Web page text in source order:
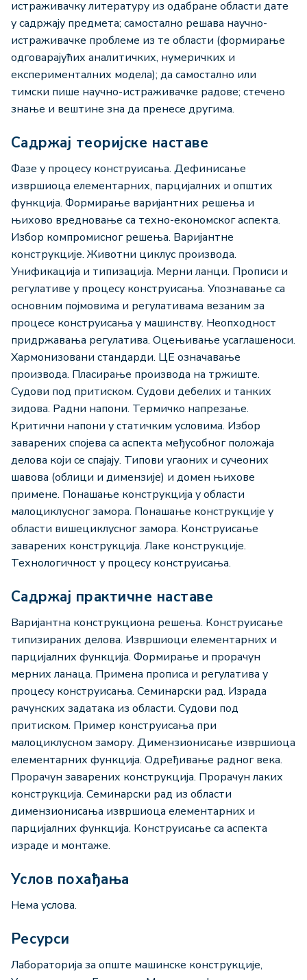
истраживачку литературу из одабране области дате
у садржају предмета; самостално решава научно-
истраживачке проблеме из те области (формирање
одговарајућих аналитичких, нумеричких и
експерименталних модела); да самостално или
тимски пише научно-истраживачке радове; стечено
знање и вештине зна да пренесе другима.
Садржај теоријске наставе
Фазе у процесу конструисања. Дефинисање
извршиоца елементарних, парцијалних и општих
функција. Формирање варијантних решења и
њихово вредновање са техно-економског аспекта.
Избор компромисног решења. Варијантне
конструкције. Животни циклус производа.
Унификација и типизација. Мерни ланци. Прописи и
регулативе у процесу конструисања. Упознавање са
основним појмовима и регулативама везаним за
процесе конструисања у машинству. Неопходност
придржавања регулатива. Оцењивање усаглашеноси.
Хармонизовани стандарди. ЦЕ означавање
производа. Пласирање производа на тржиште.
Судови под притиском. Судови дебелих и танких
зидова. Радни напони. Термичко напрезање.
Критични напони у статичким условима. Избор
заварених спојева са аспекта међусобног положаја
делова који се спајају. Типови угаоних и сучеоних
шавова (облици и димензије) и домен њихове
примене. Понашање конструкција у области
малоциклусног замора. Понашање конструкције у
области вишециклусног замора. Конструисање
заварених конструкција. Лаке конструкције.
Технологичност у процесу конструисања.
Садржај практичне наставе
Варијантна конструкциона решења. Конструисање
типизираних делова. Извршиоци елементарних и
парцијалних функција. Формирање и прорачун
мерних ланаца. Примена прописа и регулатива у
процесу конструисања. Семинарски рад. Израда
рачунских задатака из области. Судови под
притиском. Пример конструисања при
малоциклусном замору. Димензионисање извршиоца
елементарних функција. Одређивање радног века.
Прорачун заварених конструкција. Прорачун лаких
конструкција. Семинарски рад из области
димензионисања извршиоца елементарних и
парцијалних функција. Конструисање са аспекта
израде и монтаже.
Услов похађања
Нема услова.
Ресурси
Лабораторија за опште машинске конструкције,